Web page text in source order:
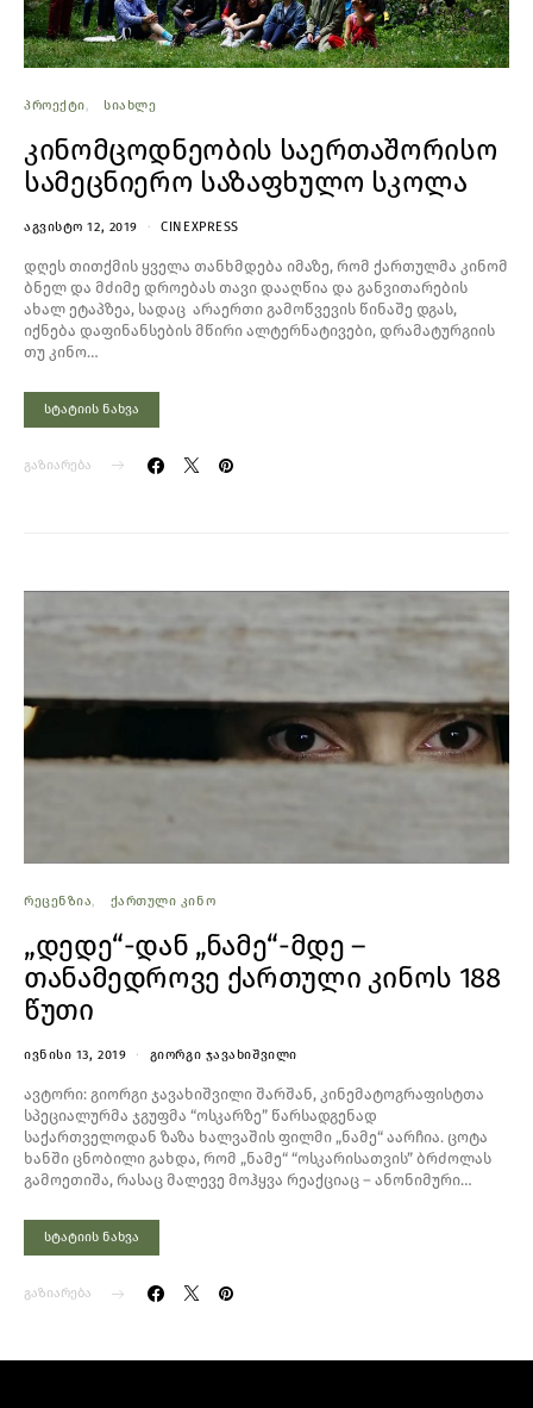
ᲞᲠᲝᲔᲥᲢᲘ ᲡᲘᲐᲮᲚᲔ
კინომცოდნეობის საერთაშორისო
სამეცნიერო საზაფხულო სკოლა
ᲐᲒᲕᲘᲡᲢᲝ 12, 2019 CINEXPRESS
დღეს თითქმის ყველა თანხმდება იმაზე, რომ ქართულმა კინომ
ბნელ და მძიმე დროებას თავი დააღწია და განვითარების
ახალ ეტაპზეა, სადაც არაერთი გამოწვევის წინაშე დგას,
იქნება დაფინანსების მწირი ალტერნატივები, დრამატურგიის
თუ კინო…
სტატიის ნახვა
გაზიარება
ᲠᲔᲪᲔᲜᲖᲘᲐ ᲥᲐᲠᲗᲣᲚᲘ ᲙᲘᲜᲝ
„დედე“-დან „ნამე“-მდე –
თანამედროვე ქართული კინოს 188
წუთი
ᲘᲕᲜᲘᲡᲘ 13, 2019 ᲒᲘᲝᲠᲒᲘ ᲯᲐᲕᲐᲮᲘᲨᲕᲘᲚᲘ
ავტორი: გიორგი ჯავახიშვილი შარშან, კინემატოგრაფისტთა
სპეციალურმა ჯგუფმა “ოსკარზე” წარსადგენად
საქართველოდან ზაზა ხალვაშის ფილმი „ნამე“ აარჩია. ცოტა
ხანში ცნობილი გახდა, რომ „ნამე“ “ოსკარისათვის” ბრძოლას
გამოეთიშა, რასაც მალევე მოჰყვა რეაქციაც – ანონიმური…
სტატიის ნახვა
გაზიარება